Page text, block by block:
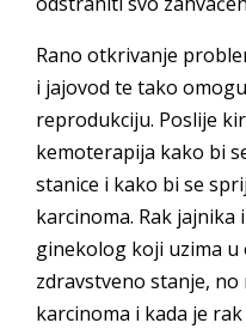
Rano otkrivanje
i jajovod te tako
reprodukciju. Poslije
kemoterapija kako bi
stanice i kako bi se
karcinoma. Rak
ginekolog koji uzima
zdravstveno stanje,
karcinoma i kada je